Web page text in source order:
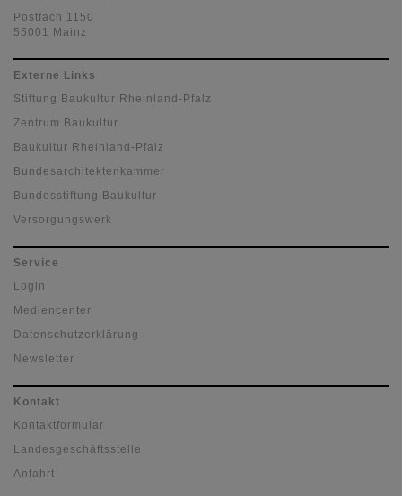
Postfach 1150
55001 Mainz
Externe Links
Stiftung Baukultur Rheinland-Pfalz
Zentrum Baukultur
Baukultur Rheinland-Pfalz
Bundesarchitektenkammer
Bundesstiftung Baukultur
Versorgungswerk
Service
Login
Mediencenter
Datenschutzerklärung
Newsletter
Kontakt
Kontaktformular
Landesgeschäftsstelle
Anfahrt